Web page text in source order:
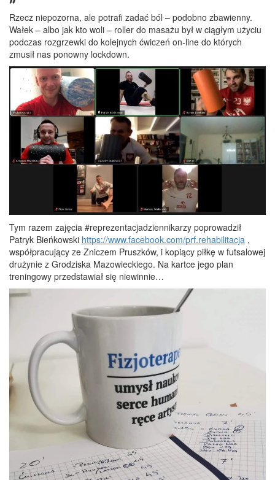
Rzecz niepozorna, ale potrafi zadać ból – podobno zbawienny.
Wałek – albo jak kto woli – roller do masażu był w ciągłym użyciu
podczas rozgrzewki do kolejnych ćwiczeń on-line do których
zmusił nas ponowny lockdown.
Tym razem zajęcia #reprezentacjadziennikarzy poprowadził
Patryk Bieńkowski https://www.facebook.com/prf.rehabilitacja ,
współpracujący ze Zniczem Pruszków, i kopiący piłkę w futsalowej
drużynie z Grodziska Mazowieckiego. Na kartce jego plan
treningowy przedstawiał się niewinnie…